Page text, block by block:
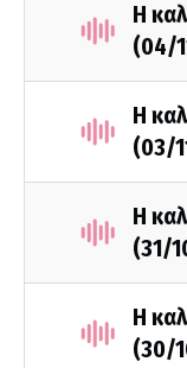
Η
(04/
Η
(03/
Η
(31/
Η
(30/